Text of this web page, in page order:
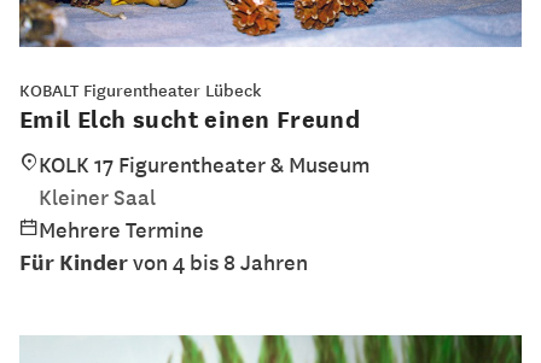
KOBALT Figurentheater Lübeck
Emil Elch sucht einen Freund
KOLK 17 Figurentheater & Museum
Kleiner Saal
Mehrere Termine
Für Kindervon 4 bis 8 Jahren